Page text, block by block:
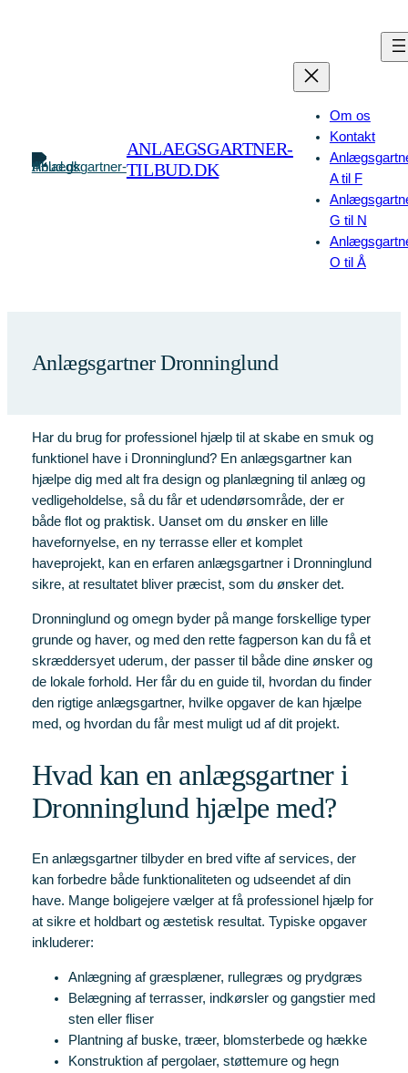
ANLAEGSGARTNER-
TILBUD.DK
Om os
Kontakt
A til F
G til N
O til Å
Anlægsgartner Dronninglund
Har du brug for professionel hjælp til at skabe en smuk og
funktionel have i Dronninglund? En anlægsgartner kan
hjælpe dig med alt fra design og planlægning til anlæg og
vedligeholdelse, så du får et udendørsområde, der er
både flot og praktisk. Uanset om du ønsker en lille
havefornyelse, en ny terrasse eller et komplet
haveprojekt, kan en erfaren anlægsgartner i Dronninglund
sikre, at resultatet bliver præcist, som du ønsker det.
Dronninglund og omegn byder på mange forskellige typer
grunde og haver, og med den rette fagperson kan du få et
skræddersyet uderum, der passer til både dine ønsker og
de lokale forhold. Her får du en guide til, hvordan du finder
den rigtige anlægsgartner, hvilke opgaver de kan hjælpe
med, og hvordan du får mest muligt ud af dit projekt.
Hvad kan en anlægsgartner i
Dronninglund hjælpe med?
En anlægsgartner tilbyder en bred vifte af services, der
kan forbedre både funktionaliteten og udseendet af din
have. Mange boligejere vælger at få professionel hjælp for
at sikre et holdbart og æstetisk resultat. Typiske opgaver
inkluderer:
Anlægning af græsplæner, rullegræs og prydgræs
Belægning af terrasser, indkørsler og gangstier med
sten eller fliser
Plantning af buske, træer, blomsterbede og hække
Konstruktion af pergolaer, støttemure og hegn